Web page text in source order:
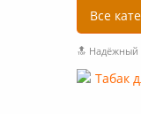
Все
🔝 Надёжный